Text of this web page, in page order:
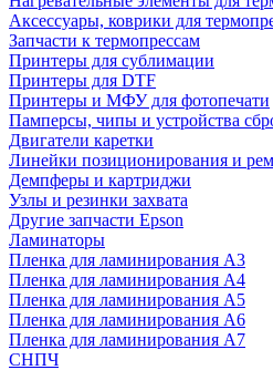
Аксессуары, коврики для
Запчасти к термопрессам
Принтеры для сублимации
Принтеры для DTF
Принтеры и МФУ для фотопечати
Памперсы, чипы и устройства
Двигатели каретки
Линейки позиционирования и
Демпферы и картриджи
Узлы и резинки захвата
Другие запчасти Epson
Ламинаторы
Пленка для ламинирования А3
Пленка для ламинирования А4
Пленка для ламинирования А5
Пленка для ламинирования А6
Пленка для ламинирования А7
СНПЧ